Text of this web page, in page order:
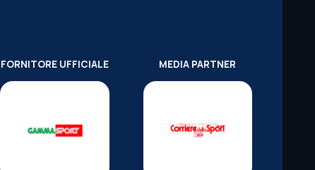
FORNITORE UFFICIALE MEDIA PARTNER